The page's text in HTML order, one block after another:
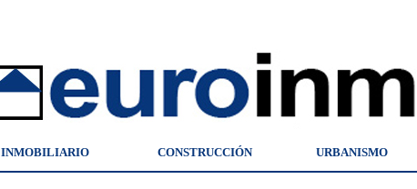
INMOBILIARIO CONSTRUCCIÓN URBANISMO